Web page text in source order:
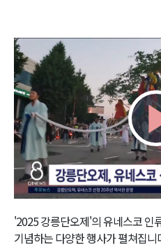
'2025 강릉단오제'의 유네스코 인
기념하는 다양한 행사가 펼쳐집니